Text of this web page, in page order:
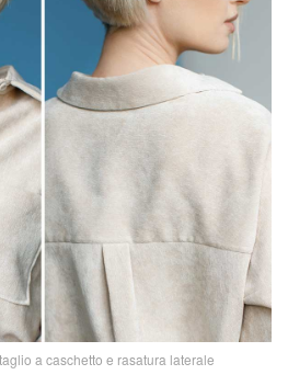
a caschetto e rasatura laterale